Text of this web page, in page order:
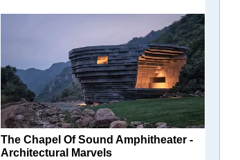
The Chapel Of Sound Amphitheater -
Architectural Marvels